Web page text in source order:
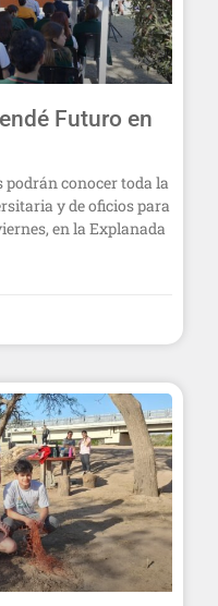
Futuro en
conocer toda la
y de oficios para
en la Explanada